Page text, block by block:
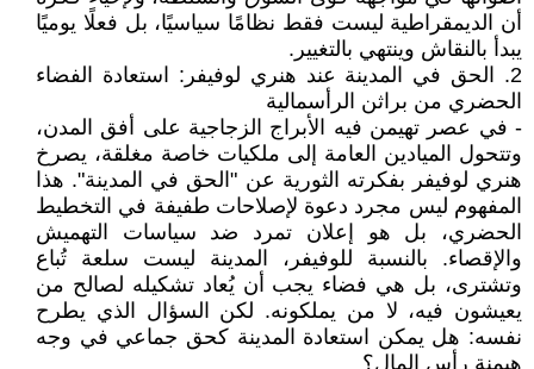
أن الديمقراطية ليست فقط نظامًا سياسيًا، بل فعلًا يوميًا
يبدأ بالنقاش وينتهي بالتغيير.
2. الحق في المدينة عند هنري لوفيفر: استعادة الفضاء
الحضري من براثن الرأسمالية
- في عصر تهيمن فيه الأبراج الزجاجية على أفق المدن،
وتتحول الميادين العامة إلى ملكيات خاصة مغلقة، يصرخ
هنري لوفيفر بفكرته الثورية عن "الحق في المدينة". هذا
المفهوم ليس مجرد دعوة لإصلاحات طفيفة في التخطيط
الحضري، بل هو إعلان تمرد ضد سياسات التهميش
والإقصاء. بالنسبة للوفيفر، المدينة ليست سلعة تُباع
وتشترى، بل هي فضاء يجب أن يُعاد تشكيله لصالح من
يعيشون فيه، لا من يملكونه. لكن السؤال الذي يطرح
نفسه: هل يمكن استعادة المدينة كحق جماعي في وجه
هيمنة رأس المال؟